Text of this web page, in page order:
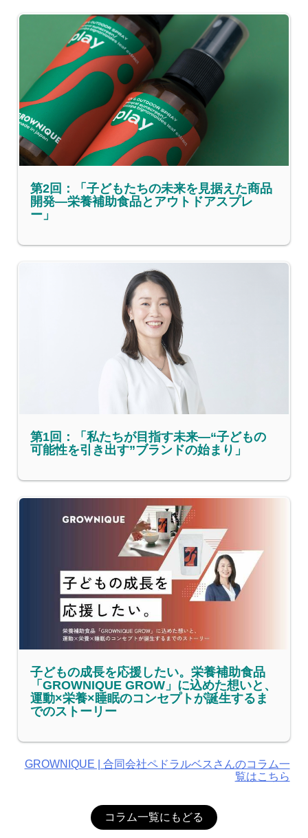
第2回：「子どもたちの未来を見据えた商品
開発—栄養補助食品とアウトドアスプレ
ー」
第1回：「私たちが目指す未来—“子どもの
可能性を引き出す”ブランドの始まり」
子どもの成長を応援したい。栄養補助食品
「GROWNIQUE GROW」に込めた想いと、
運動×栄養×睡眠のコンセプトが誕生するま
でのストーリー
GROWNIQUE | 合同会社ペドラルベスさんのコラム一
覧はこちら
コラム一覧にもどる